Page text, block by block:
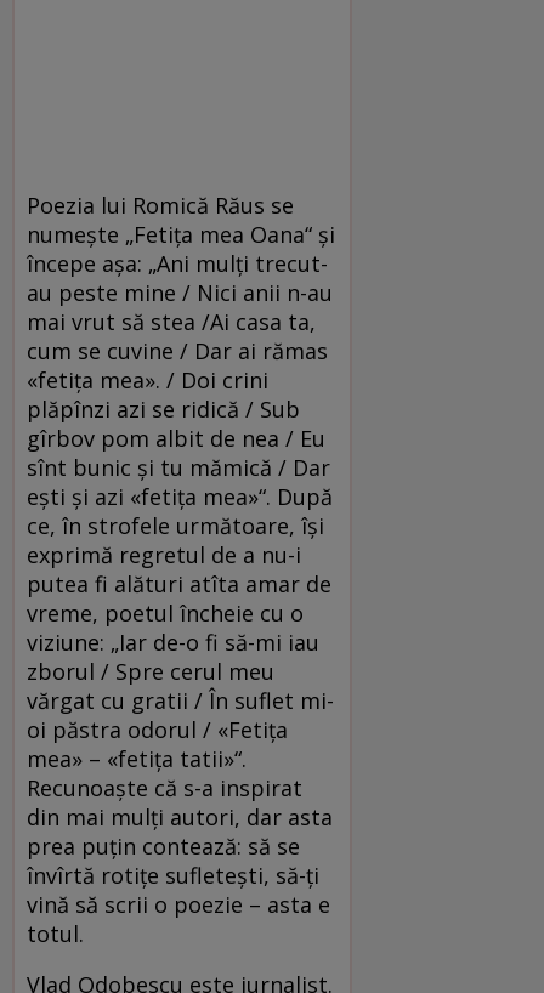
Poezia lui Romică Răus se
numeşte „Fetiţa mea Oana“ şi
începe aşa: „Ani mulţi trecut-
au peste mine / Nici anii n-au
mai vrut să stea /Ai casa ta,
cum se cuvine / Dar ai rămas
«fetiţa mea». / Doi crini
plăpînzi azi se ridică / Sub
gîrbov pom albit de nea / Eu
sînt bunic şi tu mămică / Dar
eşti şi azi «fetiţa mea»“. După
ce, în strofele următoare, îşi
exprimă regretul de a nu-i
putea fi alături atîta amar de
vreme, poetul încheie cu o
viziune: „Iar de-o fi să-mi iau
zborul / Spre cerul meu
vărgat cu gratii / În suflet mi-
oi păstra odorul / «Fetiţa
mea» – «fetiţa tatii»“.
Recunoaşte că s-a inspirat
din mai mulţi autori, dar asta
prea puţin contează: să se
învîrtă rotiţe sufleteşti, să-ţi
vină să scrii o poezie – asta e
totul.
Vlad Odobescu este jurnalist.